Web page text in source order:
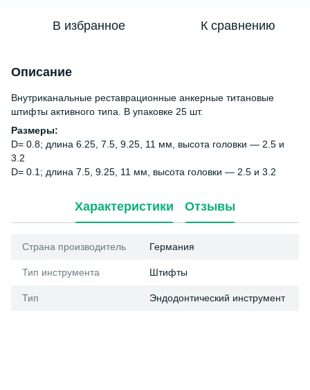
В избранное К сравнению
Описание
Внутриканальные реставрационные анкерные титановые
штифты активного типа. В упаковке 25 шт.
Размеры:
D= 0.8; длина 6.25, 7.5, 9.25, 11 мм, высота головки — 2.5 и
3.2
D= 0.1; длина 7.5, 9.25, 11 мм, высота головки — 2.5 и 3.2
Характеристики Отзывы
Страна производитель Германия
Тип инструмента Штифты
Тип Эндодонтический инструмент